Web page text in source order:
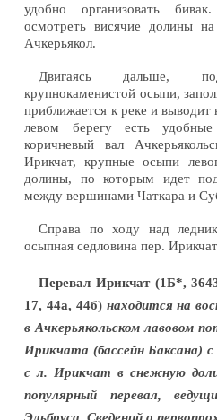
удобно организовать
осмотреть висячие долины
Ачкерьякол.
Двигаясь дальше,
крупнокаменистой осыпи,
приближается к реке и
левом берегу есть
коричневый вал
Ирикчат, крупные осыпи
долины, по которым идет
между вершинами Чаткара и
Справа по ходу над
осыпная седловина пер.
Перевал Ирикчат (1Б*,
17, 44а, 44б) находится на
в Ачкерьякольском лавовом
Ирикчата (бассейн Баксана)
с л. Ирикчат в снежную
популярный перевал,
Эльбруса. Сведений о